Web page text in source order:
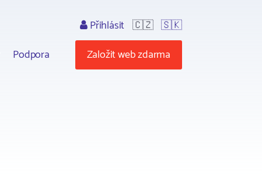
Podpora
Přihlásit 🇨🇿 🇸🇰
Založit web zdarma